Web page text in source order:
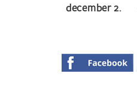
december 2.